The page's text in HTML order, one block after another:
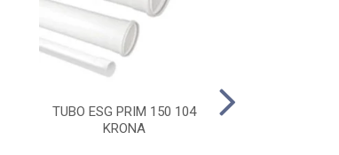
TUBO ESG PRIM 150 104
KRONA